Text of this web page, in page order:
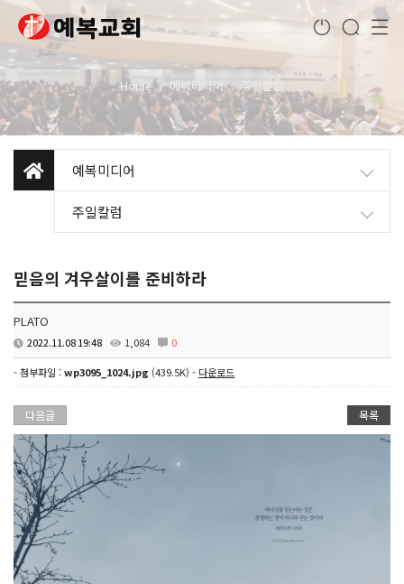
Home 예복미디어 주일칼럼
예복미디어
주일칼럼
믿음의 겨우살이를 준비하라
PLATO
2022.11.08 19:48 1,084 0
- 첨부파일 :wp3095_1024.jpg (439.5K) - 다운로드
다음글 목록